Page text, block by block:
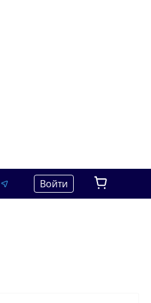
Войти